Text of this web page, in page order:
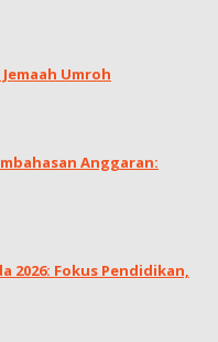
Umroh
Anggaran:
2026: Fokus Pendidikan,